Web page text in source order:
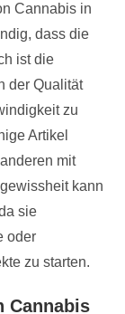
Cannabis in
dass die
ist die
der Qualität
zu
Artikel
mit
kann
sie
oder
zu starten.
Cannabis